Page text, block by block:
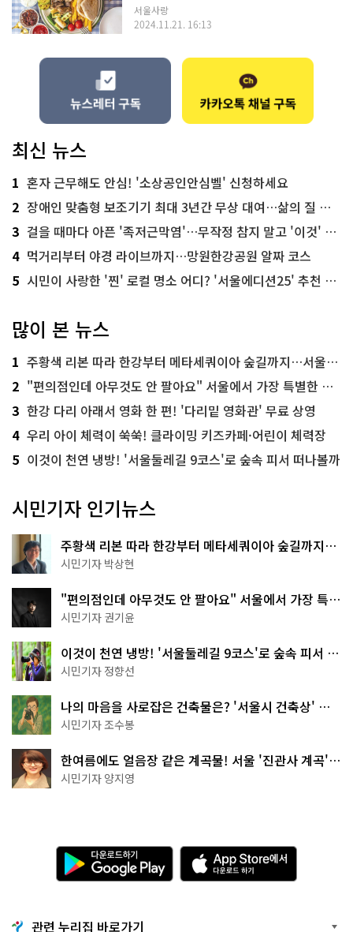
서울사랑
2024.11.21. 16:13
최신 뉴스
1 혼자 근무해도 안심! '소상공인안심벨' 신청하세요
2 장애인 맞춤형 보조기기 최대 3년간 무상 대여…삶의 질 높인다
3 걸을 때마다 아픈 '족저근막염'…무작정 참지 말고 '이것' 해보세요!
4 먹거리부터 야경 라이브까지…망원한강공원 알짜 코스
5 시민이 사랑한 '찐' 로컬 명소 어디? '서울에디션25' 추천 코스
많이 본 뉴스
1 주황색 리본 따라 한강부터 메타세쿼이아 숲길까지…서울둘레길 15코스
2 "편의점인데 아무것도 안 팔아요" 서울에서 가장 특별한 편의점의 정체
3 한강 다리 아래서 영화 한 편! '다리밑 영화관' 무료 상영
4 우리 아이 체력이 쑥쑥! 클라이밍 키즈카페·어린이 체력장
5 이것이 천연 냉방! '서울둘레길 9코스'로 숲속 피서 떠나볼까
시민기자 인기뉴스
주황색 리본 따라 한강부터 메타세쿼이아 숲길까지…
서울둘레길 15코스
시민기자 박상현
"편의점인데 아무것도 안 팔아요" 서울에서 가장 특별
한 편의점의 정체
시민기자 권기윤
이것이 천연 냉방! '서울둘레길 9코스'로 숲속 피서 떠
나볼까
시민기자 정향선
나의 마음을 사로잡은 건축물은? '서울시 건축상' 수
상작 공개!
시민기자 조수봉
한여름에도 얼음장 같은 계곡물! 서울 '진관사 계곡'이
천국이네~
시민기자 양지영
다
운
로
기
A
p
p
관련 누리집 바로가기